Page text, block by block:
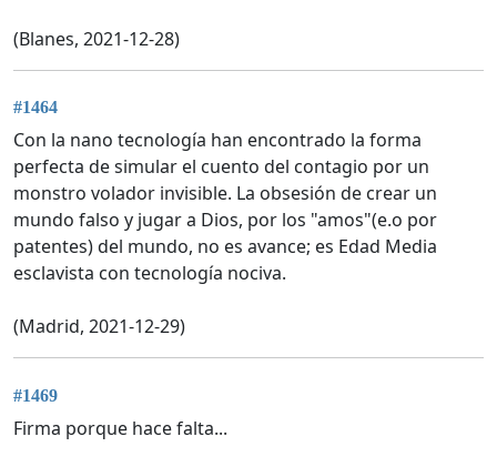
(Blanes, 2021-12-28)
#1464
Con la nano tecnología han encontrado la forma
perfecta de simular el cuento del contagio por un
monstro volador invisible. La obsesión de crear un
mundo falso y jugar a Dios, por los "amos"(e.o por
patentes) del mundo, no es avance; es Edad Media
esclavista con tecnología nociva.
(Madrid, 2021-12-29)
#1469
Firma porque hace falta...